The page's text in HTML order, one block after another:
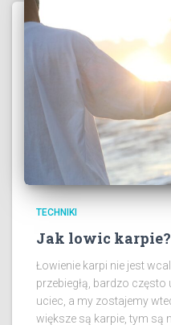
TECHNIKI
Jak lowic karpie?
Łowienie karpi nie jest
przebiegłą, bardzo często
uciec, a my zostajemy
większe są karpie, tym są